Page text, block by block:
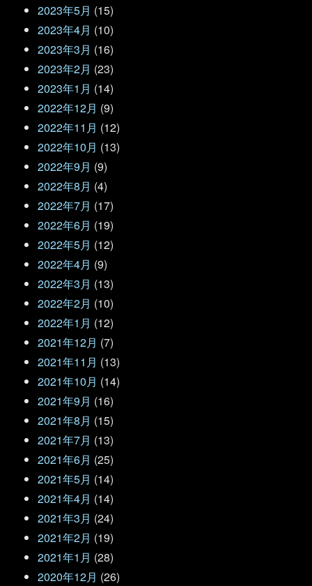
2023年5月 (15)
2023年4月 (10)
2023年3月 (16)
2023年2月 (23)
2023年1月 (14)
2022年12月 (9)
2022年11月 (12)
2022年10月 (13)
2022年9月 (9)
2022年8月 (4)
2022年7月 (17)
2022年6月 (19)
2022年5月 (12)
2022年4月 (9)
2022年3月 (13)
2022年2月 (10)
2022年1月 (12)
2021年12月 (7)
2021年11月 (13)
2021年10月 (14)
2021年9月 (16)
2021年8月 (15)
2021年7月 (13)
2021年6月 (25)
2021年5月 (14)
2021年4月 (14)
2021年3月 (24)
2021年2月 (19)
2021年1月 (28)
2020年12月 (26)